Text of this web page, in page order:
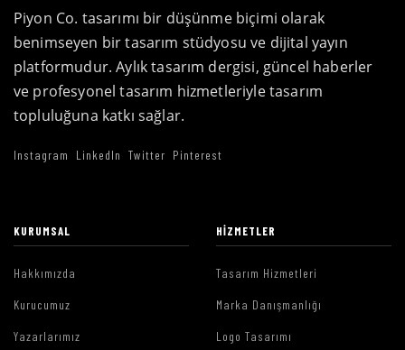
Piyon Co. tasarımı bir düşünme biçimi olarak
benimseyen bir tasarım stüdyosu ve dijital yayın
platformudur. Aylık tasarım dergisi, güncel haberler
ve profesyonel tasarım hizmetleriyle tasarım
topluluğuna katkı sağlar.
Instagram LinkedIn Twitter Pinterest
KURUMSAL
Hakkımızda
Kurucumuz
Yazarlarımız
HIZMETLER
Tasarım Hizmetleri
Marka Danışmanlığı
Logo Tasarımı